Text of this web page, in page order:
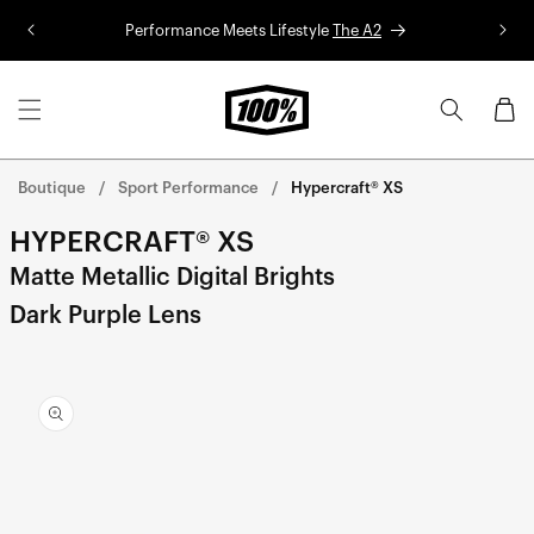
Performance Meets Lifestyle The A2
Panier
Boutique Sport Performance Hypercraft® XS
HYPERCRAFT® XS
Matte Metallic Digital Brights
Dark Purple Lens
informations
sur le